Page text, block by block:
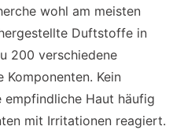
wohl am meisten
Duftstoffe in
200 verschiedene
Komponenten. Kein
empfindliche Haut häufig
mit Irritationen reagiert.